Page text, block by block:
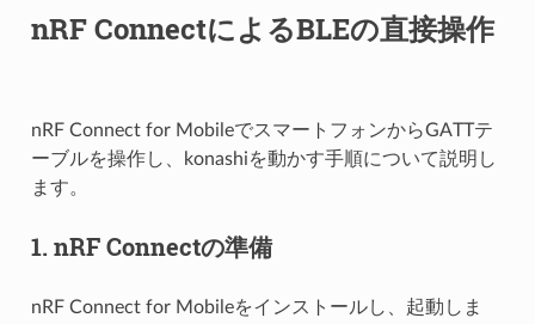
nRF ConnectによるBLEの直接操作
nRF Connect for MobileでスマートフォンからGATTテ
ーブルを操作し、konashiを動かす手順について説明し
ます。
1. nRF Connectの準備
nRF Connect for Mobileをインストールし、起動しま